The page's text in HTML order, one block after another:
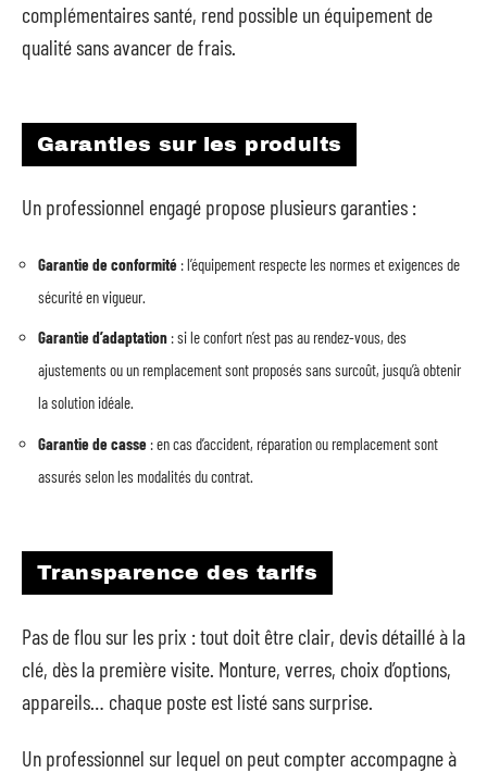
complémentaires santé, rend possible un équipement de
qualité sans avancer de frais.
Garanties sur les produits
Un professionnel engagé propose plusieurs garanties :
Garantie de conformité : l’équipement respecte les normes et exigences de
sécurité en vigueur.
Garantie d’adaptation : si le confort n’est pas au rendez-vous, des
ajustements ou un remplacement sont proposés sans surcoût, jusqu’à obtenir
la solution idéale.
Garantie de casse : en cas d’accident, réparation ou remplacement sont
assurés selon les modalités du contrat.
Transparence des tarifs
Pas de flou sur les prix : tout doit être clair, devis détaillé à la
clé, dès la première visite. Monture, verres, choix d’options,
appareils… chaque poste est listé sans surprise.
Un professionnel sur lequel on peut compter accompagne à